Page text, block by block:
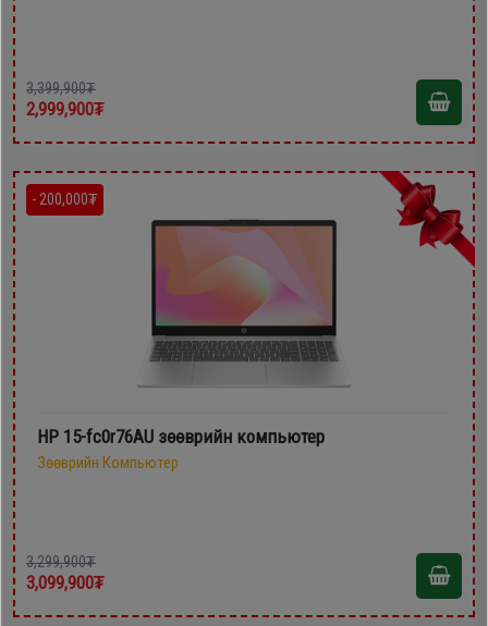
3,399,900₮
2,999,900₮
- 200,000₮
HP 15-fc0r76AU зөөврийн компьютер
Зөөврийн Компьютер
3,299,900₮
3,099,900₮